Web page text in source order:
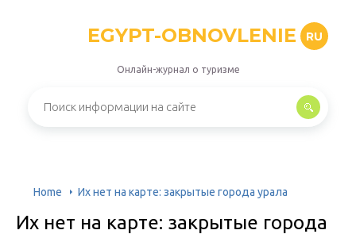
EGYPT-OBNOVLENIE RU
Онлайн-журнал о туризме
Home Их нет на карте: закрытые города урала
Их нет на карте: закрытые города